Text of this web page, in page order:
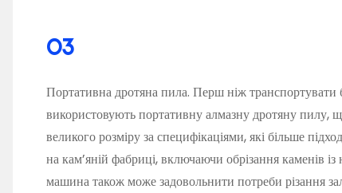
03
Портативна дротяна пила. Перш ніж транспортувати
використовують портативну алмазну дротяну пилу,
великого розміру за специфікаціями, які більше
на кам’яній фабриці, включаючи обрізання каменів
машина також може задовольнити потреби різання